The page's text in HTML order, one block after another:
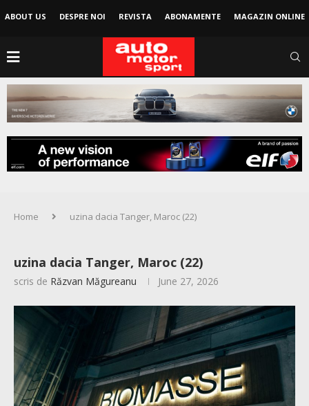
ABOUT US DESPRE NOI REVISTA ABONAMENTE MAGAZIN ONLINE
Home uzina dacia Tanger, Maroc (22)
uzina dacia Tanger, Maroc (22)
scris de Răzvan Măgureanu June 27, 2026